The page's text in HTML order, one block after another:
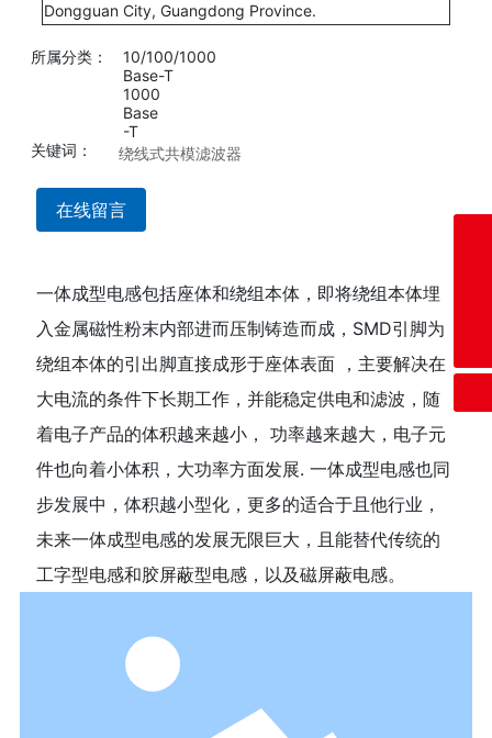
Dongguan City, Guangdong Province.
所属分类：
10/100/1000
Base-T
1000
Base
-T
关键词：
绕线式共模滤波器
在线留言
一体成型电感包括座体和绕组本体，即将绕组本体埋
入金属磁性粉末内部进而压制铸造而成，SMD引脚为
绕组本体的引出脚直接成形于座体表面 ，主要解决在
大电流的条件下长期工作，并能稳定供电和滤波，随
着电子产品的体积越来越小， 功率越来越大，电子元
件也向着小体积，大功率方面发展. 一体成型电感也同
步发展中，体积越小型化，更多的适合于且他行业，
未来一体成型电感的发展无限巨大，且能替代传统的
工字型电感和胶屏蔽型电感，以及磁屏蔽电感。
微信二维码
扫一扫微信二维码
关注我们动态
0769-86636536